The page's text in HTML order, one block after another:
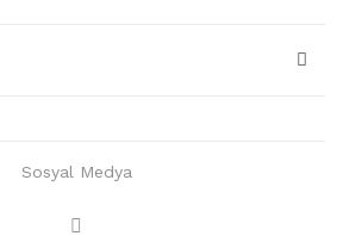
Sosyal Medya